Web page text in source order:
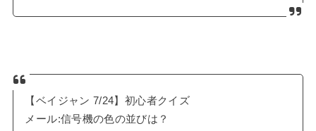
【ベイジャン 7/24】初心者クイズ
メール:信号機の色の並びは？